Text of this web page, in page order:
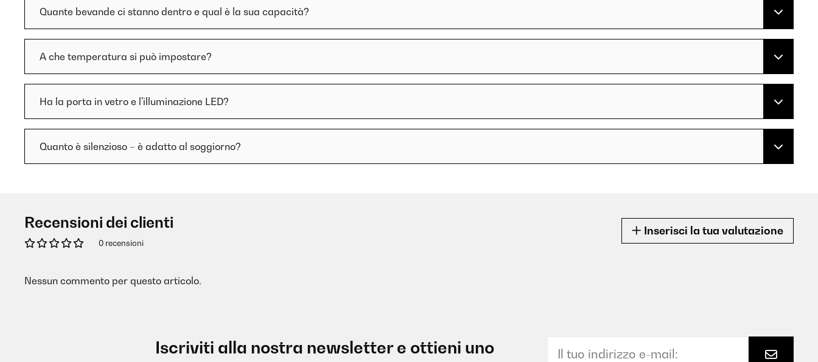
Quante bevande ci stanno dentro e qual è la sua capacità?
A che temperatura si può impostare?
Ha la porta in vetro e l'illuminazione LED?
Quanto è silenzioso – è adatto al soggiorno?
Recensioni dei clienti
0 recensioni
Inserisci la tua valutazione
Nessun commento per questo articolo.
Iscriviti alla nostra newsletter e ottieni uno